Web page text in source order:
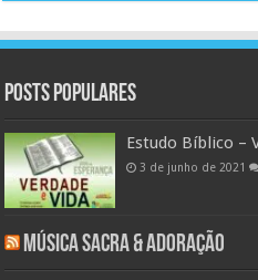
Posts populares
Estudo Bíblico –
3 de junho de 2021
Música Sacra & Adoração